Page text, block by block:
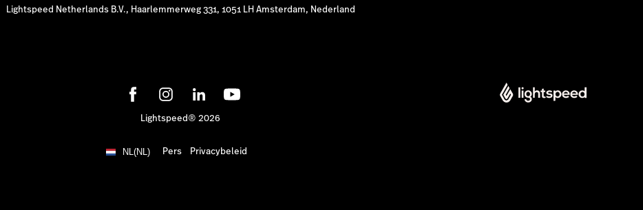
Lightspeed Netherlands B.V., Haarlemmerweg 331, 1051 LH Amsterdam, Nederland
Lightspeed® 2026
NL(NL) Pers Privacybeleid